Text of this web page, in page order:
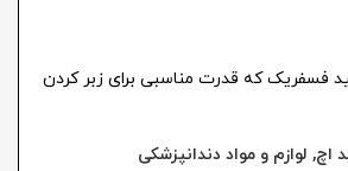
اسید فسفریک که قدرت مناسبی برای زبر کردن
اچ, لوازم و مواد دندانپزشکی